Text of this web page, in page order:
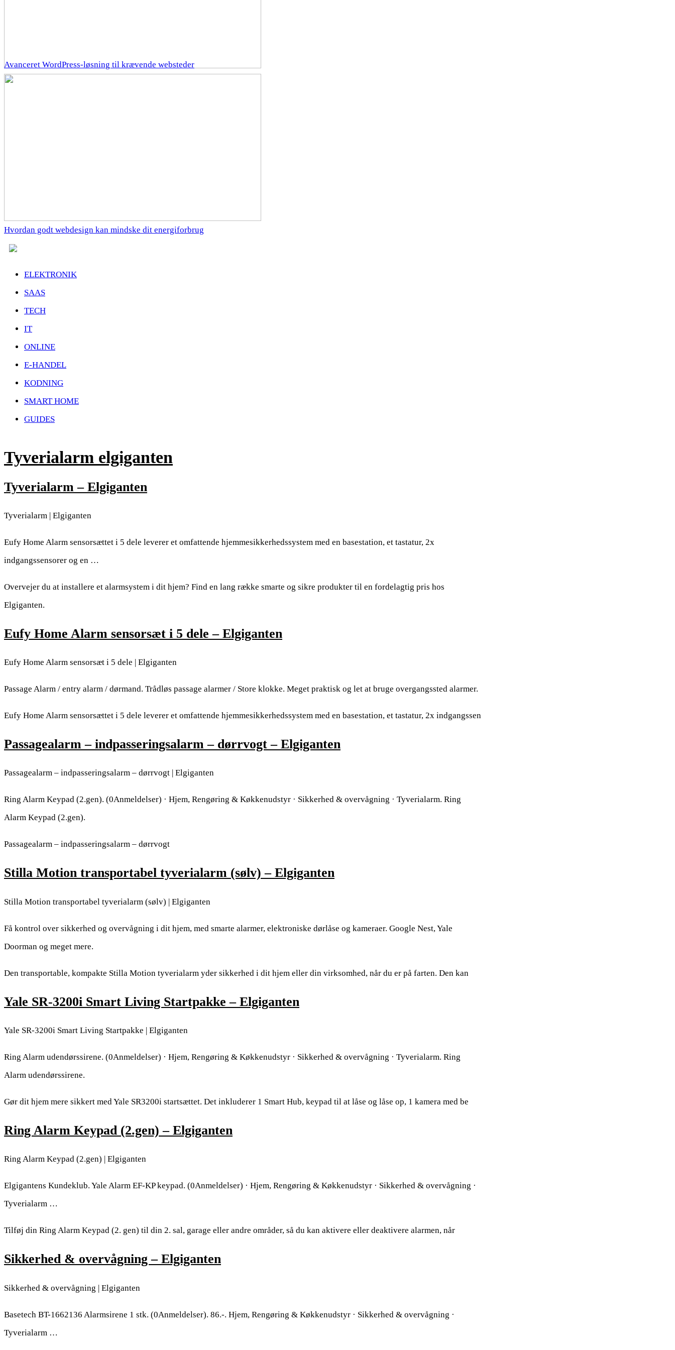
Avanceret WordPress-løsning til krævende websteder
Hvordan godt webdesign kan mindske dit energiforbrug
ELEKTRONIK
SAAS
TECH
IT
ONLINE
E-HANDEL
KODNING
SMART HOME
GUIDES
Tyverialarm elgiganten
Tyverialarm – Elgiganten
Tyverialarm | Elgiganten
Eufy Home Alarm sensorsættet i 5 dele leverer et omfattende hjemmesikkerhedssystem med en basestation, et tastatur, 2x
indgangssensorer og en …
Overvejer du at installere et alarmsystem i dit hjem? Find en lang række smarte og sikre produkter til en fordelagtig pris hos
Elgiganten.
Eufy Home Alarm sensorsæt i 5 dele – Elgiganten
Eufy Home Alarm sensorsæt i 5 dele | Elgiganten
Passage Alarm / entry alarm / dørmand. Trådløs passage alarmer / Store klokke. Meget praktisk og let at bruge overgangssted alarmer.
Eufy Home Alarm sensorsættet i 5 dele leverer et omfattende hjemmesikkerhedssystem med en basestation, et tastatur, 2x indgangssen
Passagealarm – indpasseringsalarm – dørrvogt – Elgiganten
Passagealarm – indpasseringsalarm – dørrvogt | Elgiganten
Ring Alarm Keypad (2.gen). (0Anmeldelser) · Hjem, Rengøring & Køkkenudstyr · Sikkerhed & overvågning · Tyverialarm. Ring
Alarm Keypad (2.gen).
Passagealarm – indpasseringsalarm – dørrvogt
Stilla Motion transportabel tyverialarm (sølv) – Elgiganten
Stilla Motion transportabel tyverialarm (sølv) | Elgiganten
Få kontrol over sikkerhed og overvågning i dit hjem, med smarte alarmer, elektroniske dørlåse og kameraer. Google Nest, Yale
Doorman og meget mere.
Den transportable, kompakte Stilla Motion tyverialarm yder sikkerhed i dit hjem eller din virksomhed, når du er på farten. Den kan
Yale SR-3200i Smart Living Startpakke – Elgiganten
Yale SR-3200i Smart Living Startpakke | Elgiganten
Ring Alarm udendørssirene. (0Anmeldelser) · Hjem, Rengøring & Køkkenudstyr · Sikkerhed & overvågning · Tyverialarm. Ring
Alarm udendørssirene.
Gør dit hjem mere sikkert med Yale SR3200i startsættet. Det inkluderer 1 Smart Hub, keypad til at låse og låse op, 1 kamera med be
Ring Alarm Keypad (2.gen) – Elgiganten
Ring Alarm Keypad (2.gen) | Elgiganten
Elgigantens Kundeklub. Yale Alarm EF-KP keypad. (0Anmeldelser) · Hjem, Rengøring & Køkkenudstyr · Sikkerhed & overvågning ·
Tyverialarm …
Tilføj din Ring Alarm Keypad (2. gen) til din 2. sal, garage eller andre områder, så du kan aktivere eller deaktivere alarmen, når
Sikkerhed & overvågning – Elgiganten
Sikkerhed & overvågning | Elgiganten
Basetech BT-1662136 Alarmsirene 1 stk. (0Anmeldelser). 86.-. Hjem, Rengøring & Køkkenudstyr · Sikkerhed & overvågning ·
Tyverialarm …